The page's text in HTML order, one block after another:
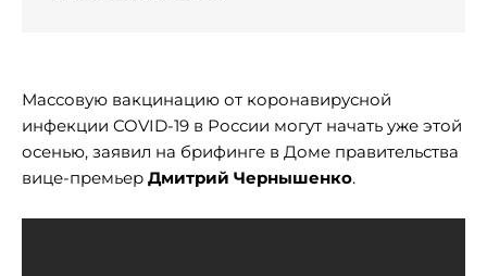
Массовую вакцинацию от коронавирусной
инфекции COVID-19 в России могут начать уже этой
осенью, заявил на брифинге в Доме правительства
вице-премьер Дмитрий Чернышенко.